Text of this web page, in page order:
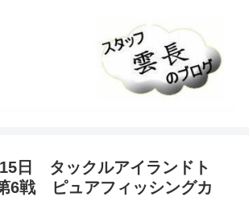
日 タックルアイランドト
6戦 ピュアフィッシングカ